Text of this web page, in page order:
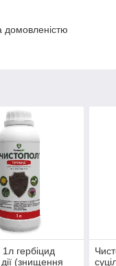
домовленістю
гербіцид
дії (знищення